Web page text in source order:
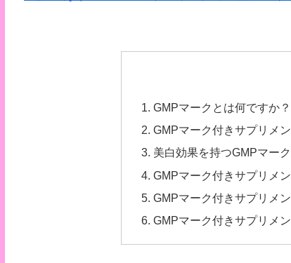
GMPマークとは何ですか？
GMPマーク付きサプリメ
美白効果を持つGMPマー
GMPマーク付きサプリメ
GMPマーク付きサプリメ
GMPマーク付きサプリメ